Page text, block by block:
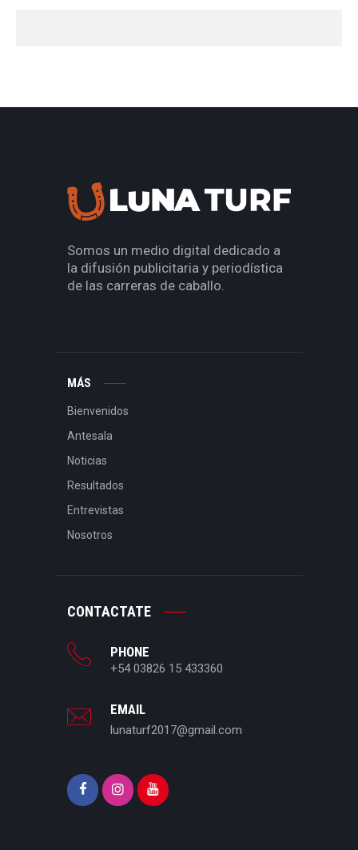
Somos un medio digital dedicado a
la difusión publicitaria y periodística
de las carreras de caballo.
MÁS
Bienvenidos
Antesala
Noticias
Resultados
Entrevistas
Nosotros
CONTACTATE
PHONE
+54 03826 15 433360
EMAIL
lunaturf2017@gmail.com